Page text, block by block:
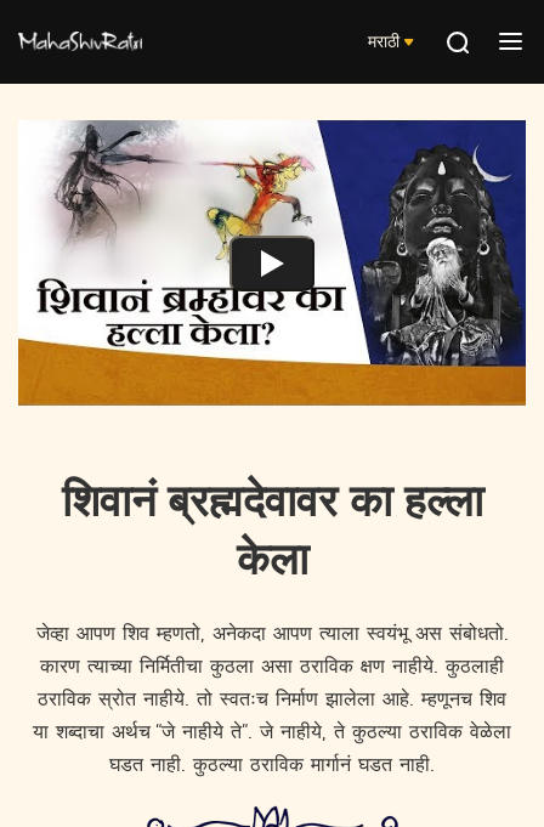
मराठी
शिवानं ब्रह्मदेवावर का हल्ला
केला
जेव्हा आपण शिव म्हणतो, अनेकदा आपण त्याला स्वयंभू अस संबोधतो.
कारण त्याच्या निर्मितीचा कुठला असा ठराविक क्षण नाहीये. कुठलाही
ठराविक स्रोत नाहीये. तो स्वतःच निर्माण झालेला आहे. म्हणूनच शिव
या शब्दाचा अर्थच “जे नाहीये ते”. जे नाहीये, ते कुठल्या ठराविक वेळेला
घडत नाही. कुठल्या ठराविक मार्गानं घडत नाही.